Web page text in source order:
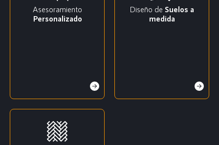
Asesoramiento
Personalizado
Diseño de Suelos a
medida